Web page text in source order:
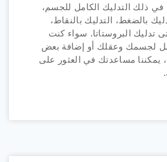
في ذلك التدليك الكامل للجسم،
بالضغط، التدليك بالنقاط،
تدليك البروستاتا. سواء كنت
لجسمك وعقلك أو إضافة بعض
يمكننا مساعدتك في العثور على